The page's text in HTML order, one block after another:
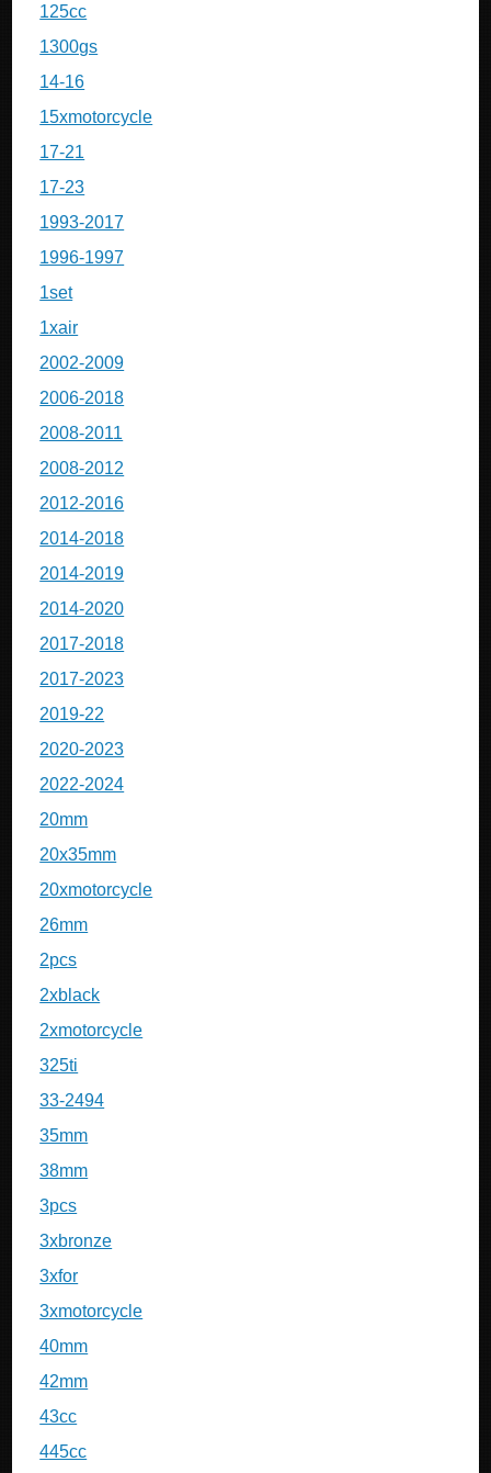
125cc
1300gs
14-16
15xmotorcycle
17-21
17-23
1993-2017
1996-1997
1set
1xair
2002-2009
2006-2018
2008-2011
2008-2012
2012-2016
2014-2018
2014-2019
2014-2020
2017-2018
2017-2023
2019-22
2020-2023
2022-2024
20mm
20x35mm
20xmotorcycle
26mm
2pcs
2xblack
2xmotorcycle
325ti
33-2494
35mm
38mm
3pcs
3xbronze
3xfor
3xmotorcycle
40mm
42mm
43cc
445cc